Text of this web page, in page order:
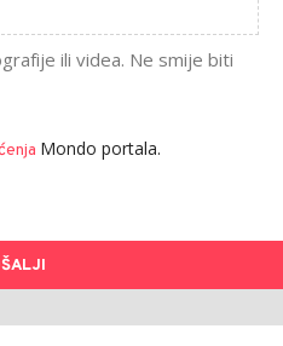
ili videa. Ne smije biti
Mondo portala.